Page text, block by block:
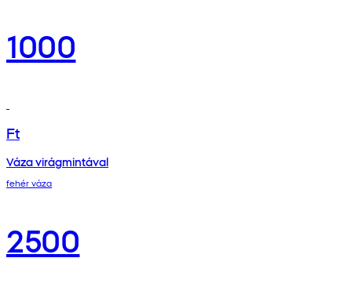
1000
Ft
Váza virágmintával
fehér váza
2500